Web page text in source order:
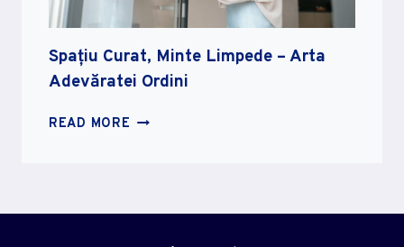
Spațiu Curat, Minte Limpede – Arta
Adevăratei Ordini
READ MORE SPAȚIU